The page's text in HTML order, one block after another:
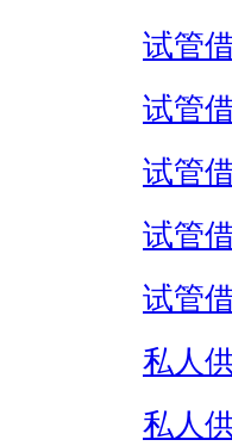
试管
试管
试管
试管
试管
私人
私人